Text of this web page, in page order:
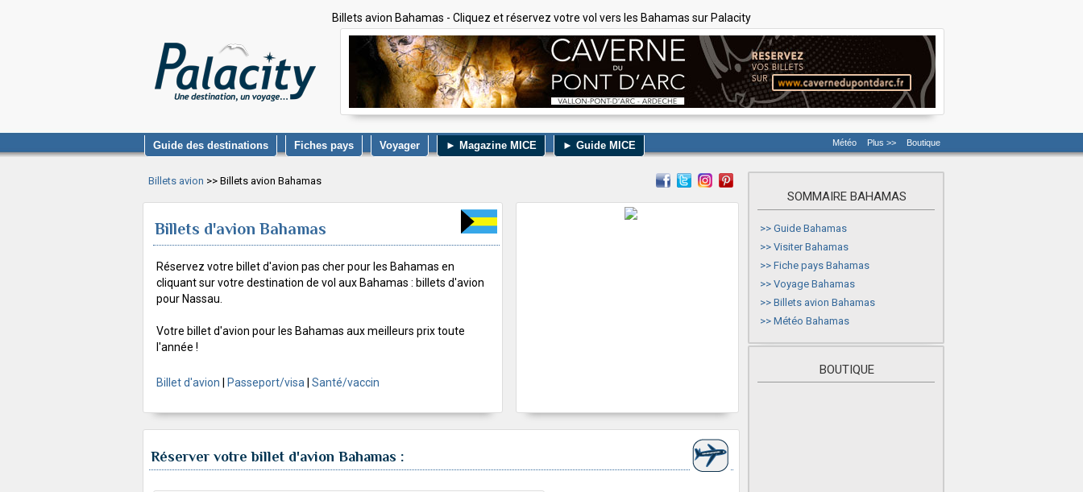
Billets avion Bahamas - Cliquez et réservez votre vol vers les Bahamas sur Palacity
Guide des destinations Fiches pays Voyager ► Magazine MICE ► Guide MICE Météo Plus >> Boutique
Billets avion >> Billets avion Bahamas
Billets d'avion Bahamas
Réservez votre billet d'avion pas cher pour les Bahamas en
cliquant sur votre destination de vol aux Bahamas : billets d'avion
pour Nassau.
Votre billet d'avion pour les Bahamas aux meilleurs prix toute
l'année !
Billet d'avion Passeport/visa Santé/vaccin
Réserver votre billet d'avion Bahamas :
SOMMAIRE BAHAMAS
>> Guide Bahamas
>> Visiter Bahamas
>> Fiche pays Bahamas
>> Voyage Bahamas
>> Billets avion Bahamas
>> Météo Bahamas
BOUTIQUE